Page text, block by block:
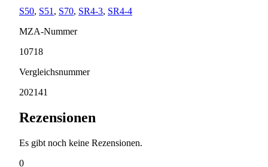
S50, S51 , S70, SR4-3, SR4-4
MZA-Nummer
10718
Vergleichsnummer
202141
Rezensionen
Es gibt noch keine Rezensionen.
0